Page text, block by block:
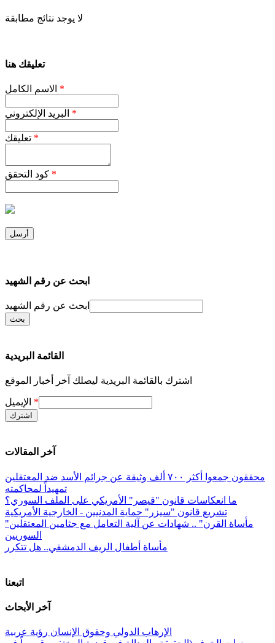
لا يوجد نتائج مطابقة
تعليقك هنا
*
*
*
*
ابحث عن رقم الشهيد
ابحث عن رقم الشهيد
القائمة البريدية
اشترك بالقائمة البريدية ليصلك آخر أخبار الموقع
*
آخر المقالات
محققون جمعوا أكثر ٧٠٠ ألف وثيقة عن جرائم الأسد ضد المعتقلين
تمهيداً لمحاكمته
ما انعكاسات قانون "قيصر" الأمريكي على الملف السوري؟
تشريع قانون "سيزر" حماية المدنيين - الخارجية الأمريكية
"مأساة القرن" .. شهادات عن آلية التعامل مع جثامين المعتقلين
السوريين
مأساة أطفال الريف الدمشقي.. هل تتكرر
اتبعنا
آخر الأبحاث
الإرهاب الدولي وحقوق الإنسان رؤية عربية